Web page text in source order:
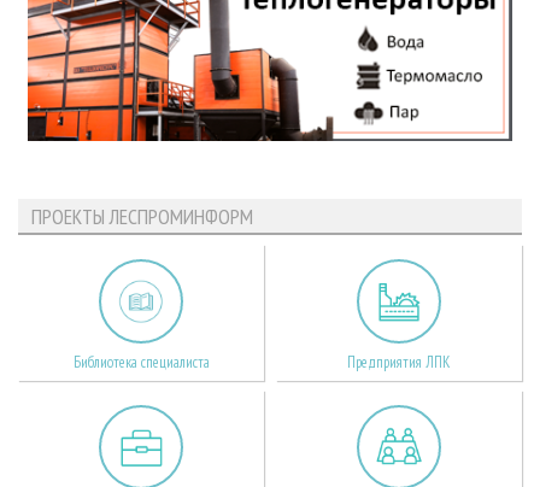
ПРОЕКТЫ ЛЕСПРОМИНФОРМ
Библиотека специалиста Предприятия ЛПК